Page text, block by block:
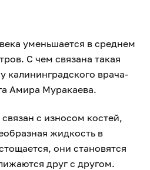
уменьшается в среднем
С чем связана такая
калининградского врача-
Амира Муракаева.
с износом костей,
жидкость в
они становятся
друг с другом.